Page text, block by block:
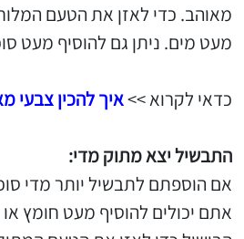
מאוהב. כדי לאזן את הטעם
מעט מים. ניתן גם להוסיף מעט
כדאי לקרוא >>איך להכין צבעי
התבשיל יצא מתוק מדי:
אם הוספתם לתבשיל יותר מדי
אתם יכולים להוסיף מעט חומץ או